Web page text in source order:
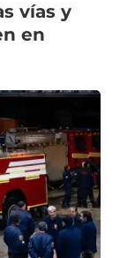
vías y
en